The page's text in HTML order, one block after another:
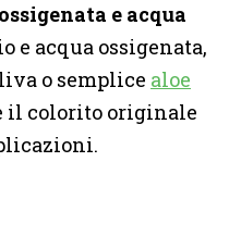
e acqua
e acqua ossigenata,
o semplice aloe
il colorito originale